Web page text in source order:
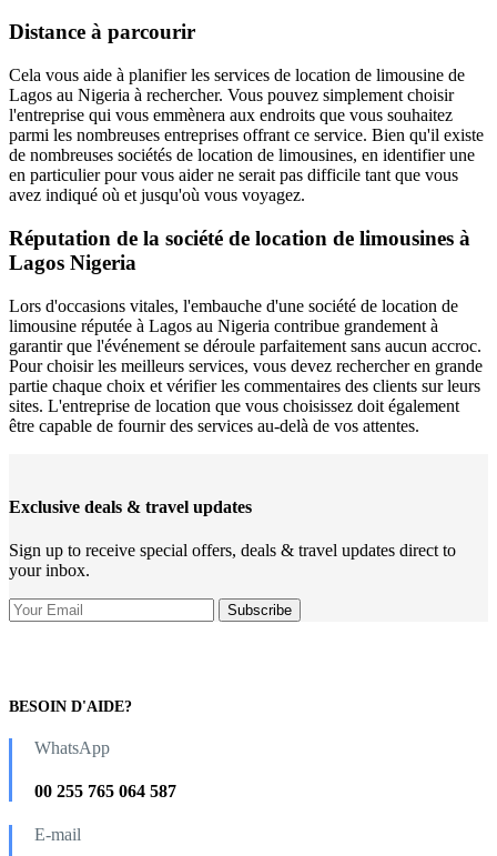
Distance à parcourir
Cela vous aide à planifier les services de location de limousine de
Lagos au Nigeria à rechercher. Vous pouvez simplement choisir
l'entreprise qui vous emmènera aux endroits que vous souhaitez
parmi les nombreuses entreprises offrant ce service. Bien qu'il existe
de nombreuses sociétés de location de limousines, en identifier une
en particulier pour vous aider ne serait pas difficile tant que vous
avez indiqué où et jusqu'où vous voyagez.
Réputation de la société de location de limousines à
Lagos Nigeria
Lors d'occasions vitales, l'embauche d'une société de location de
limousine réputée à Lagos au Nigeria contribue grandement à
garantir que l'événement se déroule parfaitement sans aucun accroc.
Pour choisir les meilleurs services, vous devez rechercher en grande
partie chaque choix et vérifier les commentaires des clients sur leurs
sites. L'entreprise de location que vous choisissez doit également
être capable de fournir des services au-delà de vos attentes.
Exclusive deals & travel updates
Sign up to receive special offers, deals & travel updates direct to
your inbox.
BESOIN D'AIDE?
WhatsApp
00 255 765 064 587
E-mail